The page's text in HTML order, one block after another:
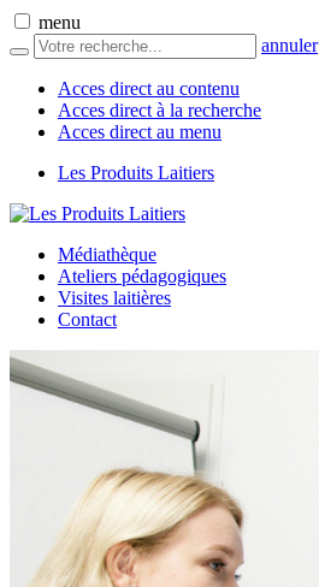
menu
annuler
Acces direct au contenu
Acces direct à la recherche
Acces direct au menu
Les Produits Laitiers
Médiathèque
Ateliers pédagogiques
Visites laitières
Contact